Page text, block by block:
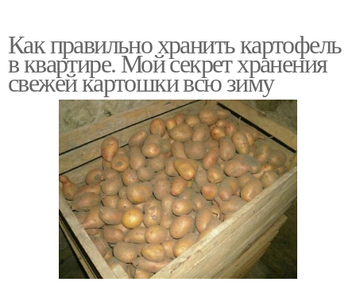
Как правильно хранить картофель
в квартире. Мой секрет хранения
свежей картошки всю зиму